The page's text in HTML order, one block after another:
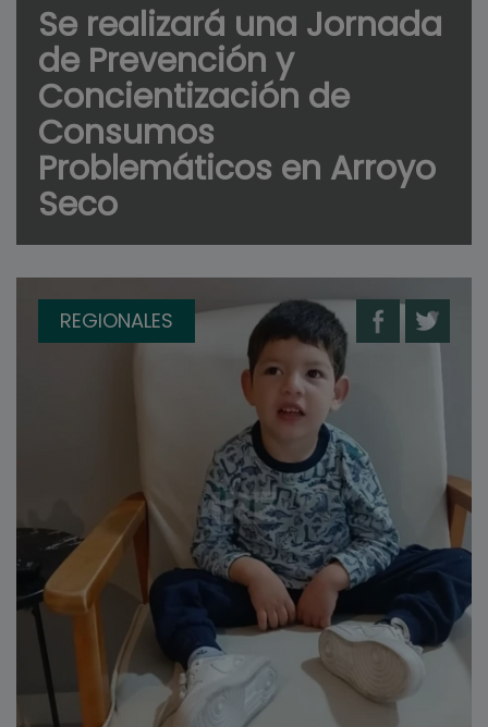
Se realizará una Jornada
de Prevención y
Concientización de
Consumos
Problemáticos en Arroyo
Seco
REGIONALES